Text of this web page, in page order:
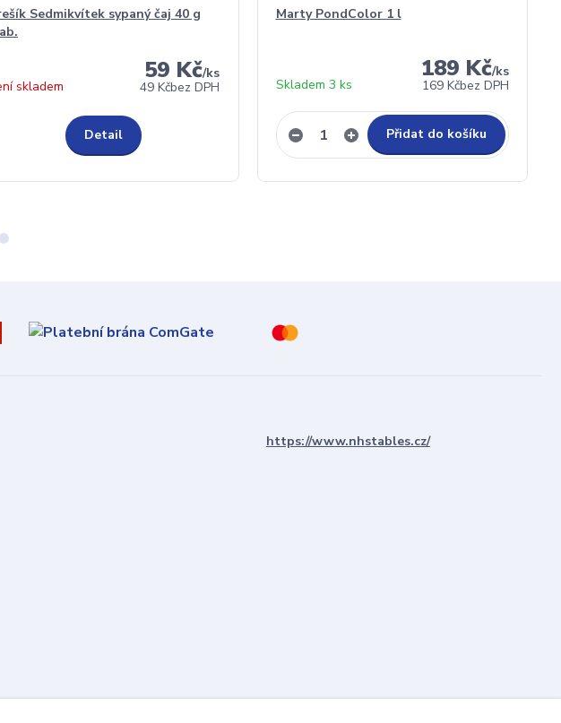
Sedmikvítek sypaný čaj 40 g
59 Kč/ks
49 Kčbez DPH
skladem
Detail
Marty PondColor 1 l
189 Kč/ks
169 Kčbez DPH
Skladem 3 ks
Přidat do košíku
https://www.nhstables.cz/